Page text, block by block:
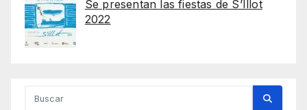
Se presentan las fiestas de S’Illot
2022